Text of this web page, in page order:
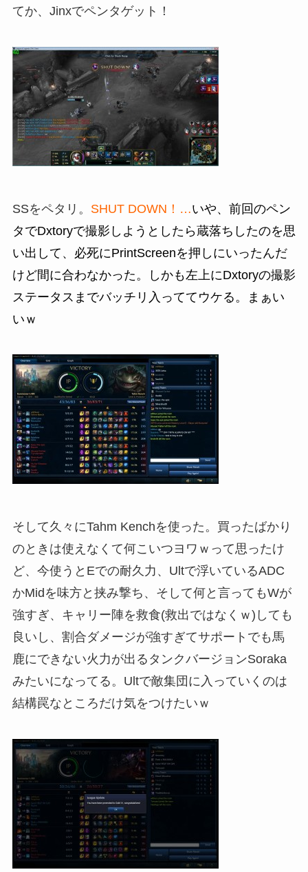
てか、Jinxでペンタゲット！
SSをペタリ。 SHUT DOWN！…いや、前回のペン
タでDxtoryで撮影しようとしたら蔵落ちしたのを思
い出して、必死にPrintScreenを押しにいったんだ
けど間に合わなかった。しかも左上にDxtoryの撮影
ステータスまでバッチリ入っててウケる。まぁい
いｗ
そして久々にTahm Kenchを使った。買ったばかり
のときは使えなくて何こいつヨワｗって思ったけ
ど、今使うとEでの耐久力、Ultで浮いているADC
かMidを味方と挟み撃ち、そして何と言ってもWが
強すぎ、キャリー陣を救食(救出ではなくｗ)しても
良いし、割合ダメージが強すぎてサポートでも馬
鹿にできない火力が出るタンクバージョンSoraka
みたいになってる。Ultで敵集団に入っていくのは
結構罠なところだけ気をつけたいｗ